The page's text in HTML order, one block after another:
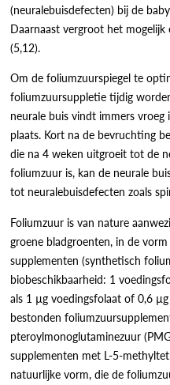
(neuralebuisdefecten) bij de
Daarnaast vergroot het
(5,12).
Om de foliumzuurspiegel te
foliumzuursuppletie tijdig
neurale buis vindt immers
plaats. Kort na de bevruchting
die na 4 weken uitgroeit tot de
foliumzuur is, kan de neurale
tot neuralebuisdefecten zoals
Foliumzuur is van nature
groene bladgroenten, in de
supplementen (synthetisch
biobeschikbaarheid: 1
als 1 µg voedingsfolaat of 0,6
bestonden
pteroylmonoglutaminezuur
supplementen met L-5-
natuurlijke vorm, die de